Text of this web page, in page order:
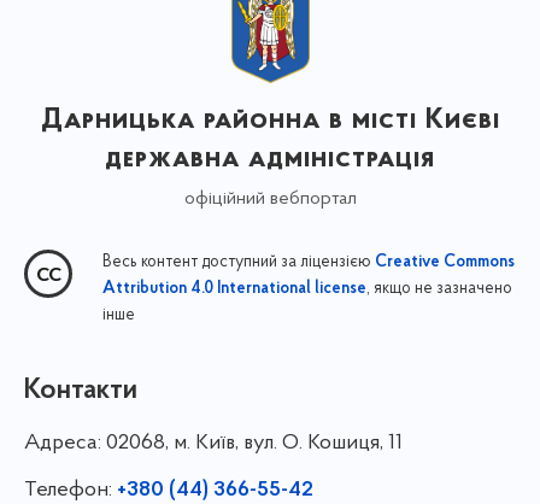
Дарницька районна в місті Києві
державна адміністрація
офіційний вебпортал
Весь контент доступний за ліцензією Creative Commons
Attribution 4.0 International license, якщо не зазначено
інше
Контакти
Адреса: 02068, м. Київ, вул. О. Кошиця, 11
Телефон: +380 (44) 366-55-42